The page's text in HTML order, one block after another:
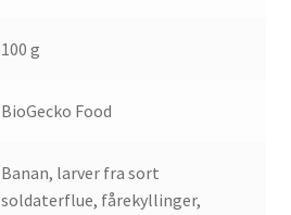
100 g
BioGecko Food
Banan, larver fra sort
soldaterflue, fårekyllinger,